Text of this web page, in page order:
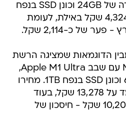
Apple M4, זיכרון עבודה של 24GB וכונן SSD בנפח
1TB, מוצע במחיר של 4,324 שקל באילת, לעומת
הדוגמאות שמציגה הרשת
הוא בדגם Mac Studio עם שבב Apple M1 Ultra,
זיכרון עבודה של 64GB וכונן SSD בנפח 1TB. מחירו
בשאר חלקי הארץ עומד על 13,278 שקל, בעוד
שבאילת הוא מוצע ב-10,201 שקל - חיסכון של